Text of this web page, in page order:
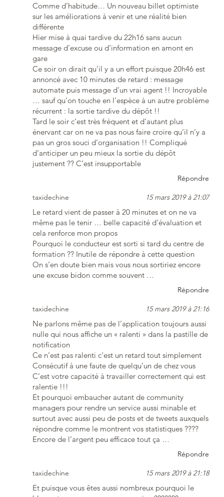
Comme d’habitude… Un nouveau billet optimiste
sur les améliorations à venir et une réalité bien
différente
Hier mise à quai tardive du 22h16 sans aucun
message d’excuse ou d’information en amont en
gare
Ce soir on dirait qu’il y a un effort puisque 20h46 est
annoncé avec 10 minutes de retard : message
automate puis message d’un vrai agent !! Incroyable
… sauf qu’on touche en l’espèce à un autre problème
récurrent : la sortie tardive du dépôt !!
Tard le soir c’est très fréquent et d’autant plus
énervant car on ne va pas nous faire croire qu’il n’y a
pas un gros souci d’organisation !! Compliqué
d’anticiper un peu mieux la sortie du dépôt
justement ?? C’est insupportable
Répondre
taxidechine 15 mars 2019 à 21:07
Le retard vient de passer à 20 minutes et on ne va
même pas le tenir … belle capacité d’évaluation et
cela renforce mon propos
Pourquoi le conducteur est sorti si tard du centre de
formation ?? Inutile de répondre à cette question
On s’en doute bien mais vous nous sortiriez encore
une excuse bidon comme souvent …
Répondre
taxidechine 15 mars 2019 à 21:16
Ne parlons même pas de l’application toujours aussi
nulle qui nous affiche un « ralenti » dans la pastille de
notification
Ce n’est pas ralenti c’est un retard tout simplement
Consécutif à une faute de quelqu’un de chez vous
C’est votre capacité à travailler correctement qui est
ralentie !!!
Et pourquoi embaucher autant de community
managers pour rendre un service aussi minable et
surtout avec aussi peu de posts et de tweets auxquels
répondre comme le montrent vos statistiques ????
Encore de l’argent peu efficace tout ça …
Répondre
taxidechine 15 mars 2019 à 21:18
Et puisque vous êtes aussi nombreux pourquoi le